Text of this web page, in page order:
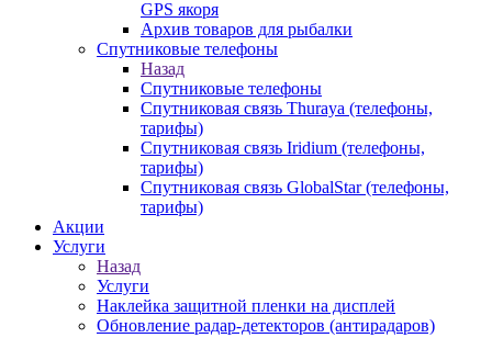
GPS якоря
Архив товаров для рыбалки
Спутниковые телефоны
Назад
Спутниковые телефоны
Спутниковая связь Thuraya (телефоны,
тарифы)
Спутниковая связь Iridium (телефоны,
тарифы)
Спутниковая связь GlobalStar (телефоны,
тарифы)
Акции
Услуги
Назад
Услуги
Наклейка защитной пленки на дисплей
Обновление радар-детекторов (антирадаров)